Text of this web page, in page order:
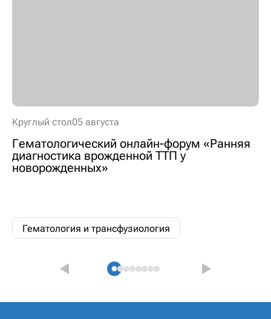
Круглый стол05 августа
Гематологический онлайн-форум «Ранняя
диагностика врожденной ТТП у
новорожденных»
Гематология и трансфузиология